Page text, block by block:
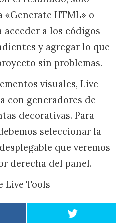
HTML» o
acceder a los códigos
y agregar lo que
sin problemas.
visuales, Live
con generadores de
decorativas. Para
seleccionar la
que veremos
derecha del panel.
Live Tools